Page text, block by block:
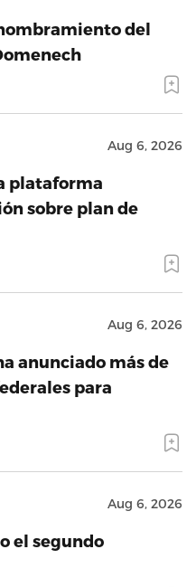
del
Aug 6, 2026
plataforma
sobre plan de
Aug 6, 2026
anunciado más de
para
Aug 6, 2026
el segundo